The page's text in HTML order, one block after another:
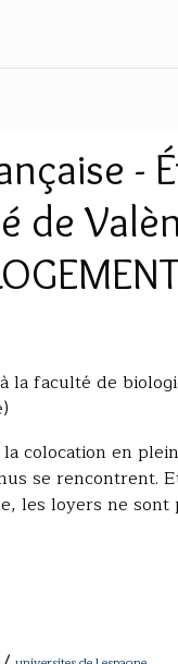
-
de
la faculté de
colocation en
se rencontrent.
les loyers ne sont